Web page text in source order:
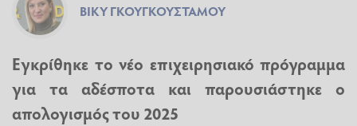
ΒΊΚΥ ΓΚΟΥΓΚΟΥΣΤΆΜΟΥ
Εγκρίθηκε το νέο επιχειρησιακό πρόγραμμα
για τα αδέσποτα και παρουσιάστηκε ο
απολογισμός του 2025